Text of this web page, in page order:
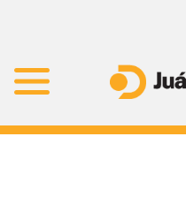
primary
navigation
main
content
primary
sidebar
Digital
y